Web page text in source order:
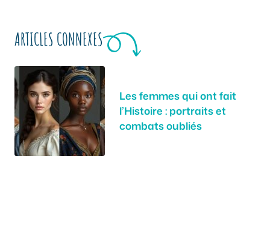
ARTICLES CONNEXES
Les femmes qui ont fait
l’Histoire : portraits et
combats oubliés